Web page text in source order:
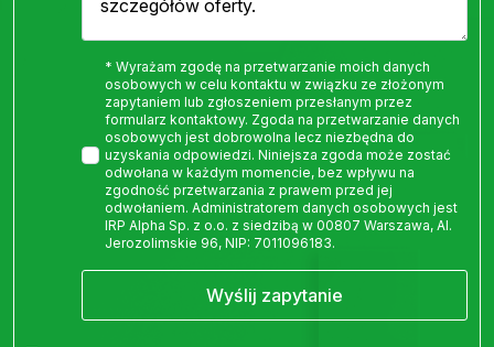
* Wyrażam zgodę na przetwarzanie moich danych
osobowych w celu kontaktu w związku ze złożonym
zapytaniem lub zgłoszeniem przesłanym przez
formularz kontaktowy. Zgoda na przetwarzanie danych
osobowych jest dobrowolna lecz niezbędna do
uzyskania odpowiedzi. Niniejsza zgoda może zostać
odwołana w każdym momencie, bez wpływu na
zgodność przetwarzania z prawem przed jej
odwołaniem. Administratorem danych osobowych jest
IRP Alpha Sp. z o.o. z siedzibą w 00807 Warszawa, Al.
Jerozolimskie 96, NIP: 7011096183.
Wyślij zapytanie